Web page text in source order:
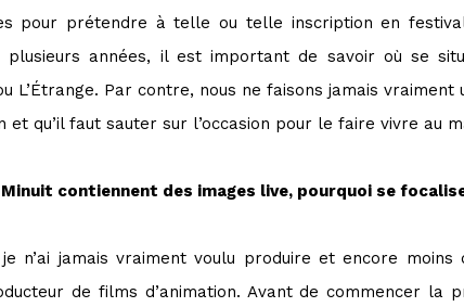
pour prétendre à telle ou telle inscription en
années, il est important de savoir où se
L’Étrange. Par contre, nous ne faisons jamais
qu’il faut sauter sur l’occasion pour le faire vivre au
contiennent des images live, pourquoi se
n’ai jamais vraiment voulu produire et encore moins
de films d’animation. Avant de commencer la